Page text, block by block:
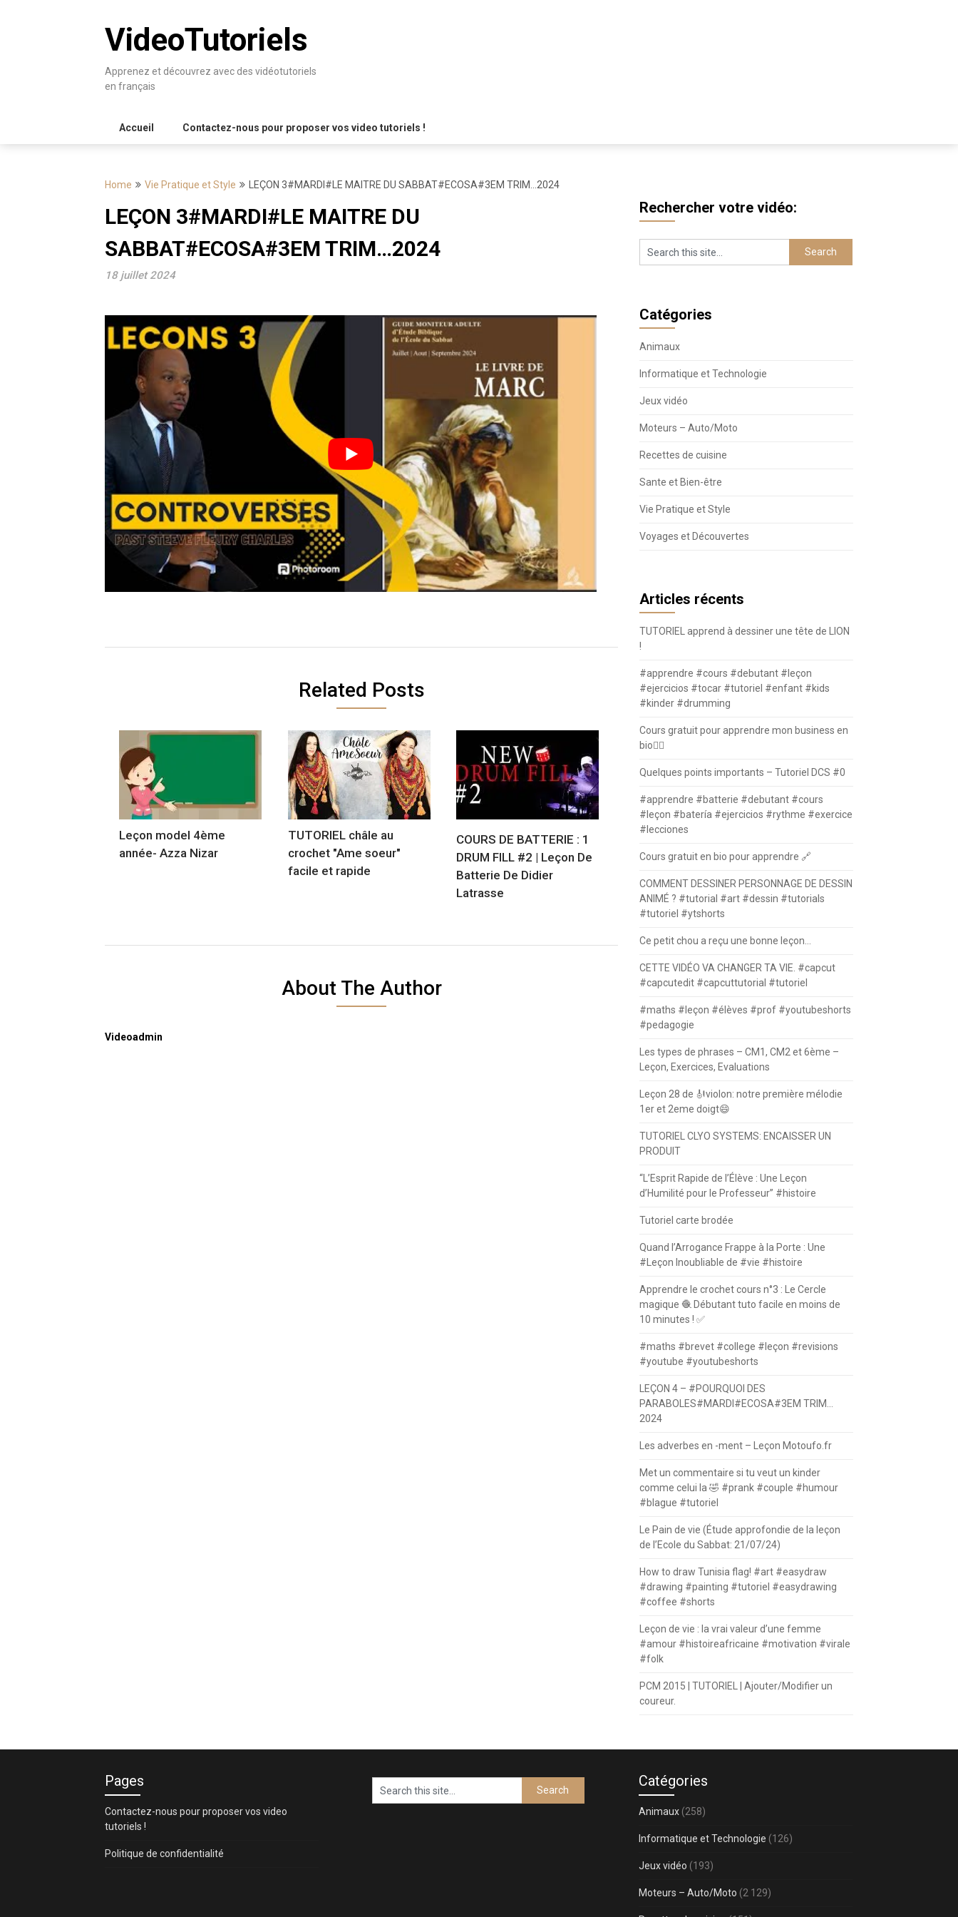
VideoTutoriels
Apprenez et découvrez avec des vidéotutoriels
en français
Accueil Contactez-nous pour proposer vos video tutoriels !
Home Vie Pratique et Style LEÇON 3#MARDI#LE MAITRE DU SABBAT#ECOSA#3EM TRIM…2024
LEÇON 3#MARDI#LE MAITRE DU
SABBAT#ECOSA#3EM TRIM…2024
18 juillet 2024
Related Posts
Leçon model 4ème
année- Azza Nizar
TUTORIEL châle au
crochet "Ame soeur"
facile et rapide
COURS DE BATTERIE : 1
DRUM FILL #2 | Leçon De
Batterie De Didier
Latrasse
About The Author
Videoadmin
Rechercher votre vidéo:
Catégories
Animaux
Informatique et Technologie
Jeux vidéo
Moteurs – Auto/Moto
Recettes de cuisine
Sante et Bien-être
Vie Pratique et Style
Voyages et Découvertes
Articles récents
TUTORIEL apprend à dessiner une tête de LION
!
#apprendre #cours #debutant #leçon
#ejercicios #tocar #tutoriel #enfant #kids
#kinder #drumming
Cours gratuit pour apprendre mon business en
bio⛓️‍💥
Quelques points importants – Tutoriel DCS #0
#apprendre #batterie #debutant #cours
#leçon #batería #ejercicios #rythme #exercice
#lecciones
Cours gratuit en bio pour apprendre 🔗
COMMENT DESSINER PERSONNAGE DE DESSIN
ANIMÉ ? #tutorial #art #dessin #tutorials
#tutoriel #ytshorts
Ce petit chou a reçu une bonne leçon…
CETTE VIDÉO VA CHANGER TA VIE. #capcut
#capcutedit #capcuttutorial #tutoriel
#maths #leçon #élèves #prof #youtubeshorts
#pedagogie
Les types de phrases – CM1, CM2 et 6ème –
Leçon, Exercices, Evaluations
Leçon 28 de 🎻violon: notre première mélodie
1er et 2eme doigt😄
TUTORIEL CLYO SYSTEMS: ENCAISSER UN
PRODUIT
“L’Esprit Rapide de l’Élève : Une Leçon
d’Humilité pour le Professeur” #histoire
Tutoriel carte brodée
Quand l’Arrogance Frappe à la Porte : Une
#Leçon Inoubliable de #vie #histoire
Apprendre le crochet cours n°3 : Le Cercle
magique 🧶 Débutant tuto facile en moins de
10 minutes ! ✅
#maths #brevet #college #leçon #revisions
#youtube #youtubeshorts
LEÇON 4 – #POURQUOI DES
PARABOLES#MARDI#ECOSA#3EM TRIM…
2024
Les adverbes en -ment – Leçon Motoufo.fr
Met un commentaire si tu veut un kinder
comme celui la 🤣 #prank #couple #humour
#blague #tutoriel
Le Pain de vie (Étude approfondie de la leçon
de l’Ecole du Sabbat: 21/07/24)
How to draw Tunisia flag! #art #easydraw
#drawing #painting #tutoriel #easydrawing
#coffee #shorts
Leçon de vie : la vrai valeur d’une femme
#amour #histoireafricaine #motivation #virale
#folk
PCM 2015 | TUTORIEL | Ajouter/Modifier un
coureur.
Pages
Contactez-nous pour proposer vos video
tutoriels !
Politique de confidentialité
Catégories
Animaux (258)
Informatique et Technologie (126)
Jeux vidéo (193)
Moteurs – Auto/Moto (2 129)